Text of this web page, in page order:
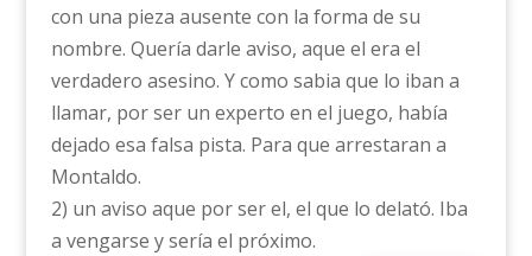
con una pieza ausente con la forma de su
nombre. Quería darle aviso, aque el era el
verdadero asesino. Y como sabia que lo iban a
llamar, por ser un experto en el juego, había
dejado esa falsa pista. Para que arrestaran a
Montaldo.
2) un aviso aque por ser el, el que lo delató. Iba
a vengarse y sería el próximo.